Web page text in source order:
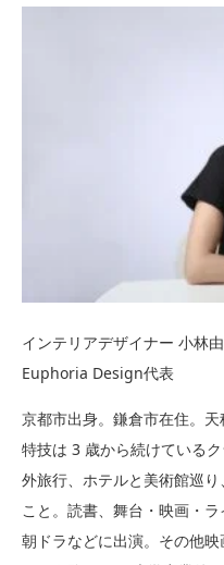
インテリアデザイナー 小林
Euphoria Design代表
京都市出身。鎌倉市在住。天
特技は 3 歳から続けている
外旅行、ホテルと美術館巡
こと。読書、舞台・映画・
朝ドラなどに出演。その他